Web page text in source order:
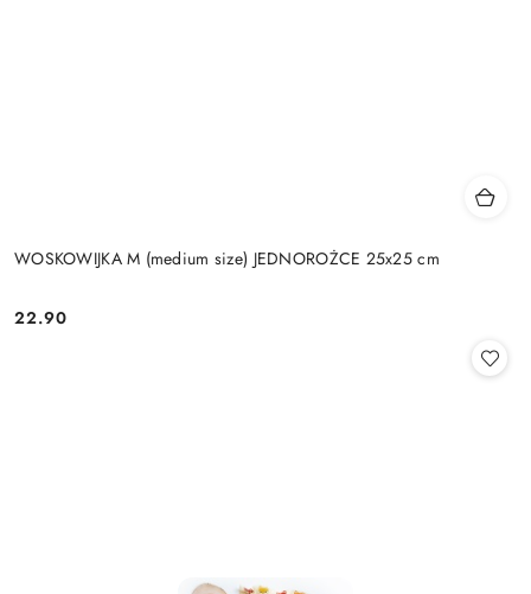
WOSKOWIJKA M (medium size) JEDNOROŻCE 25x25 cm
Cena:
22.90